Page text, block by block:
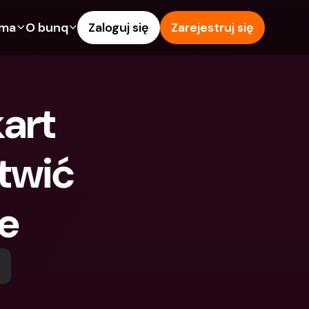
Karty kredytowe
Waluty obce i zagraniczne
Wypłaty i wpłaty z
bankomatów
Oferty bunq
O bunq
Skontaktuj się z nami
Dokumenty prawne
Zaloguj się Zarejestruj się